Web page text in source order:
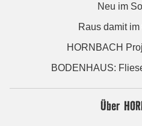
Neu im
Raus damit
HORNBACH
BODENHAUS:
Über